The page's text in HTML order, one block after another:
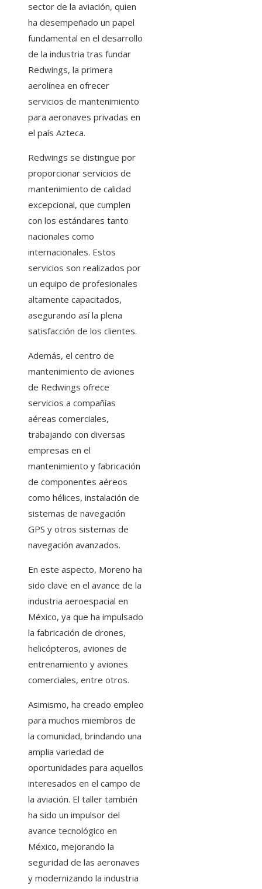
sector de la aviación, quien
ha desempeñado un papel
fundamental en el desarrollo
de la industria tras fundar
Redwings, la primera
aerolínea en ofrecer
servicios de mantenimiento
para aeronaves privadas en
el país Azteca.
Redwings se distingue por
proporcionar servicios de
mantenimiento de calidad
excepcional, que cumplen
con los estándares tanto
nacionales como
internacionales. Estos
servicios son realizados por
un equipo de profesionales
altamente capacitados,
asegurando así la plena
satisfacción de los clientes.
Además, el centro de
mantenimiento de aviones
de Redwings ofrece
servicios a compañías
aéreas comerciales,
trabajando con diversas
empresas en el
mantenimiento y fabricación
de componentes aéreos
como hélices, instalación de
sistemas de navegación
GPS y otros sistemas de
navegación avanzados.
En este aspecto, Moreno ha
sido clave en el avance de la
industria aeroespacial en
México, ya que ha impulsado
la fabricación de drones,
helicópteros, aviones de
entrenamiento y aviones
comerciales, entre otros.
Asimismo, ha creado empleo
para muchos miembros de
la comunidad, brindando una
amplia variedad de
oportunidades para aquellos
interesados en el campo de
la aviación. El taller también
ha sido un impulsor del
avance tecnológico en
México, mejorando la
seguridad de las aeronaves
y modernizando la industria